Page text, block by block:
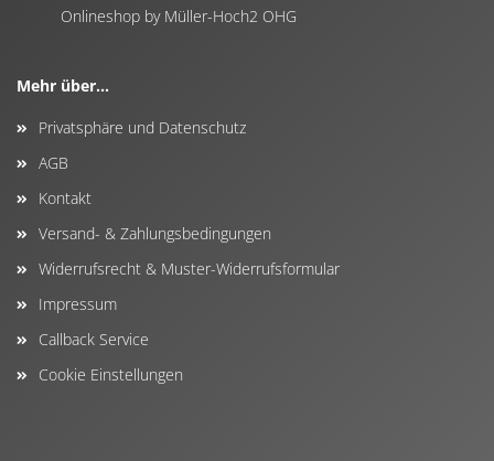
Onlineshop by Müller-Hoch2 OHG
Mehr über...
Privatsphäre und Datenschutz
AGB
Kontakt
Versand- & Zahlungsbedingungen
Widerrufsrecht & Muster-Widerrufsformular
Impressum
Callback Service
Cookie Einstellungen